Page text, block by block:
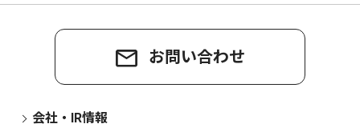
お問い合わせ
会社・IR情報